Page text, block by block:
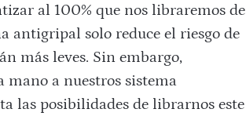
al 100% que nos libraremos de
antigripal solo reduce el riesgo de
más leves. Sin embargo,
mano a nuestros sistema
las posibilidades de librarnos este